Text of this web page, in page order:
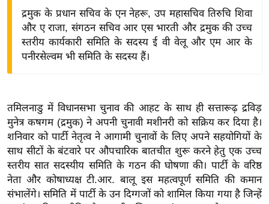
द्यो
त
वि
शे
ष
ज्ञ
रा
द्रमुक के प्रधान सचिव के एन नेहरू, उप महासचिव तिरुचि शिवा
और ए राजा, संगठन सचिव आर एस भारती और द्रमुक की उच्च
स्तरीय कार्यकारी समिति के सदस्य ई वी वेलू और एम आर के
पनीरसेल्वम भी समिति के सदस्य हैं।
तमिलनाडु में विधानसभा चुनाव की आहट के साथ ही सत्तारूढ़ द्रविड़
मुनेत्र कषगम (द्रमुक) ने अपनी चुनावी मशीनरी को सक्रिय कर दिया है।
शनिवार को पार्टी नेतृत्व ने आगामी चुनावों के लिए अपने सहयोगियों के
साथ सीटों के बंटवारे पर औपचारिक बातचीत शुरू करने हेतु एक उच्च
स्तरीय सात सदस्यीय समिति के गठन की घोषणा की। पार्टी के वरिष्ठ
नेता और कोषाध्यक्ष टी.आर. बालू इस महत्वपूर्ण समिति की कमान
संभालेंगे। समिति में पार्टी के उन दिग्गजों को शामिल किया गया है जिन्हें